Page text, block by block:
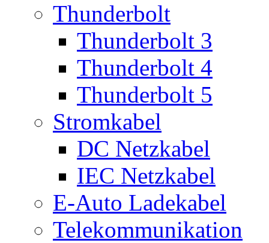
Thunderbolt
Thunderbolt 3
Thunderbolt 4
Thunderbolt 5
Stromkabel
DC Netzkabel
IEC Netzkabel
E-Auto Ladekabel
Telekommunikation